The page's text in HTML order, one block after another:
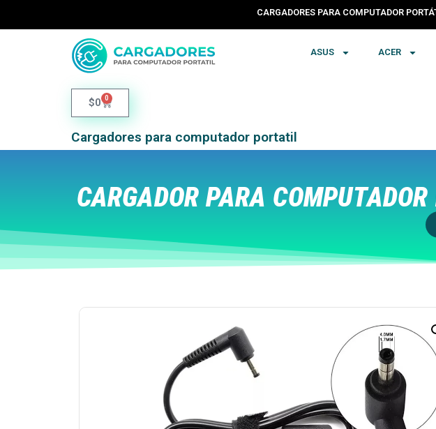
CARGADORES PARA COMPUTADOR
ASUS ACER
$0 0
Cargadores para computador portatil
CARGADOR PARA